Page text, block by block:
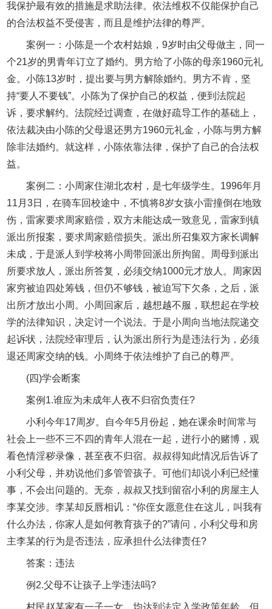
我保护最有效的措施是求助法律。依法维权不仅能保护自己
的合法权益不受侵害，而且是维护法律的尊严。
案例一：小陈是一个农村姑娘，9岁时由父母做主，同一
个21岁的男青年订立了婚约。男方给了小陈的母亲1960元礼
金。小陈13岁时，提出要与男方解除婚约。男方不肯，坚
持“要人不要钱”。小陈为了保护自己的权益，便到法院起
诉，要求解约。法院经过调查，在做好疏导工作的基础上，
依法裁决由小陈的父母退还男方1960元礼金，小陈与男方解
除非法婚约。就这样，小陈依靠法律，保护了自己的合法权
益。
案例二：小周家住湖北农村，是七年级学生。1996年月
11月3日，在骑车回校途中，不慎将8岁女孩小雷撞倒在地致
伤，雷家要求周家赔偿，双方未能达成一致意见，雷家到镇
派出所报案，要求周家赔偿损失。派出所召集双方家长调解
未成，于是派人到学校将小周带回派出所拘留。周母到派出
所要求放人，派出所答复，必须交纳1000元才放人。周家因
家穷被迫四处筹钱，但仍不够钱，被迫写下欠条，之后，派
出所才放出小周。小周回家后，越想越不服，联想起在学校
学的法律知识，决定讨一个说法。于是小周向当地法院递交
起诉状，法院经审理后，认为派出所行为是违法行为，必须
退还周家交纳的钱。小周终于依法维护了自己的尊严。
(四)学会断案
案例1.谁应为未成年人夜不归宿负责任?
小利今年17周岁。自今年5月份起，她在课余时间常与
社会上一些不三不四的青年人混在一起，进行小的赌博，观
看色情淫秽录像，甚至夜不归宿。叔叔得知此情况后告诉了
小利父母，并劝说他们多管管孩子。可他们却说小利已经懂
事，不会出问题的。无奈，叔叔又找到留宿小利的房屋主人
李某交涉。李某却反唇相讥：“你侄女愿意住在这儿，叫我有
什么办法，你家人是如何教育孩子的?”请问，小利父母和房
主李某的行为是否违法，应承担什么法律责任?
答案：违法
例2.父母不让孩子上学违法吗?